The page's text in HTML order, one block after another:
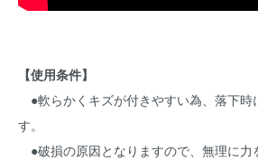
【使用条件】
●軟らかくキズが付きやすい為、落下時
す。
●破損の原因となりますので、無理に力